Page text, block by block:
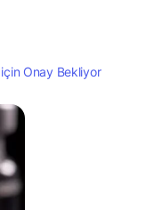
için Onay Bekliyor